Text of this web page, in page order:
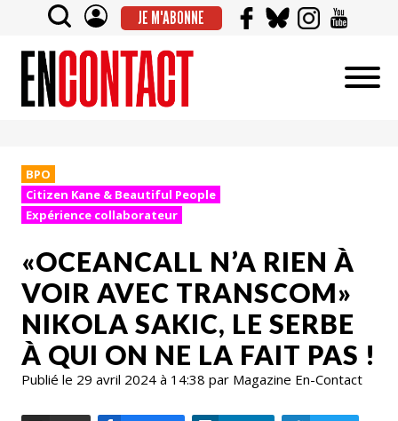
JE M'ABONNE
BPO
Citizen Kane & Beautiful People
Expérience collaborateur
«OCEANCALL N’A RIEN À
VOIR AVEC TRANSCOM»
NIKOLA SAKIC, LE SERBE
À QUI ON NE LA FAIT PAS !
Publié le 29 avril 2024 à 14:38 par Magazine En-Contact